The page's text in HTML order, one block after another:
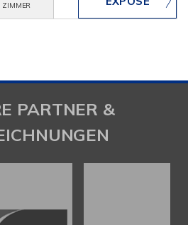
ZIMMER
PARTNER &